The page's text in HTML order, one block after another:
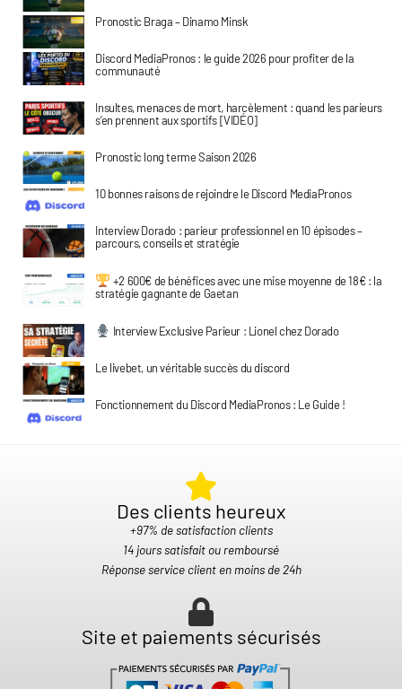
Pronostic Braga – Dinamo Minsk
Discord MediaPronos : le guide 2026 pour profiter de la
communauté
Insultes, menaces de mort, harcèlement : quand les parieurs
s’en prennent aux sportifs [VIDÉO]
Pronostic long terme Saison 2026
10 bonnes raisons de rejoindre le Discord MediaPronos
Interview Dorado : parieur professionnel en 10 épisodes –
parcours, conseils et stratégie
+2 600€ de bénéfices avec une mise moyenne de 18€ : la
stratégie gagnante de Gaetan
Interview Exclusive Parieur : Lionel chez Dorado
Le livebet, un véritable succès du discord
Fonctionnement du Discord MediaPronos : Le Guide !
Des clients heureux​
+97% de satisfaction clients
14 jours satisfait ou remboursé
Réponse service client en moins de 24h
Site et paiements sécurisés